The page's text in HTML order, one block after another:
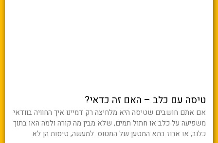
טיסה עם כלב – האם זה כדאי?
אם אתם חושבים שטיסה היא מלחיצה רק דמיינו איך החוויה בוודאי
משפיעה על כלב או חתול תמים, שלא מבין מה קורה ולמה האו בתוך
כלוב, או ארוז בתא המטען של המטוס. למעשה, טיסות הן לא